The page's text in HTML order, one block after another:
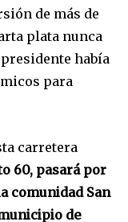
de más de
plata nunca
había
para
carretera
60, pasará por
comunidad San
de